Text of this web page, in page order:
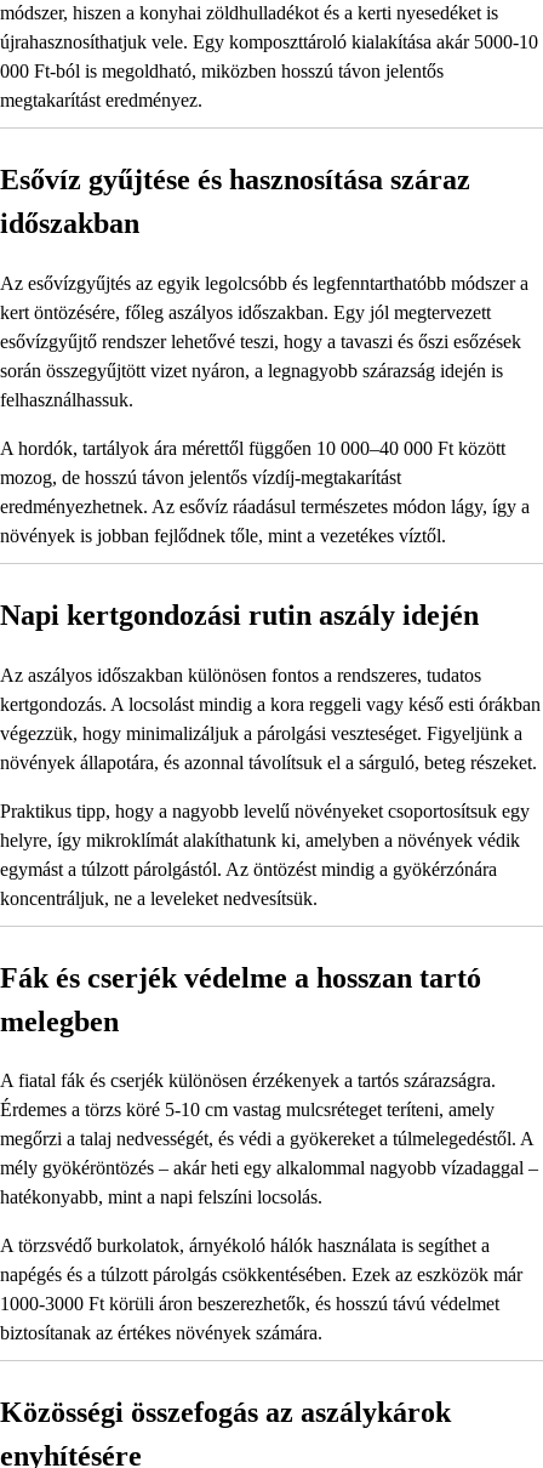
módszer, hiszen a konyhai zöldhulladékot és a kerti nyesedéket is
újrahasznosíthatjuk vele. Egy komposzttároló kialakítása akár 5000-10
000 Ft-ból is megoldható, miközben hosszú távon jelentős
megtakarítást eredményez.
Esővíz gyűjtése és hasznosítása száraz
időszakban
Az esővízgyűjtés az egyik legolcsóbb és legfenntarthatóbb módszer a
kert öntözésére, főleg aszályos időszakban. Egy jól megtervezett
esővízgyűjtő rendszer lehetővé teszi, hogy a tavaszi és őszi esőzések
során összegyűjtött vizet nyáron, a legnagyobb szárazság idején is
felhasználhassuk.
A hordók, tartályok ára mérettől függően 10 000–40 000 Ft között
mozog, de hosszú távon jelentős vízdíj-megtakarítást
eredményezhetnek. Az esővíz ráadásul természetes módon lágy, így a
növények is jobban fejlődnek tőle, mint a vezetékes víztől.
Napi kertgondozási rutin aszály idején
Az aszályos időszakban különösen fontos a rendszeres, tudatos
kertgondozás. A locsolást mindig a kora reggeli vagy késő esti órákban
végezzük, hogy minimalizáljuk a párolgási veszteséget. Figyeljünk a
növények állapotára, és azonnal távolítsuk el a sárguló, beteg részeket.
Praktikus tipp, hogy a nagyobb levelű növényeket csoportosítsuk egy
helyre, így mikroklímát alakíthatunk ki, amelyben a növények védik
egymást a túlzott párolgástól. Az öntözést mindig a gyökérzónára
koncentráljuk, ne a leveleket nedvesítsük.
Fák és cserjék védelme a hosszan tartó
melegben
A fiatal fák és cserjék különösen érzékenyek a tartós szárazságra.
Érdemes a törzs köré 5-10 cm vastag mulcsréteget teríteni, amely
megőrzi a talaj nedvességét, és védi a gyökereket a túlmelegedéstől. A
mély gyökéröntözés – akár heti egy alkalommal nagyobb vízadaggal –
hatékonyabb, mint a napi felszíni locsolás.
A törzsvédő burkolatok, árnyékoló hálók használata is segíthet a
napégés és a túlzott párolgás csökkentésében. Ezek az eszközök már
1000-3000 Ft körüli áron beszerezhetők, és hosszú távú védelmet
biztosítanak az értékes növények számára.
Közösségi összefogás az aszálykárok
enyhítésére